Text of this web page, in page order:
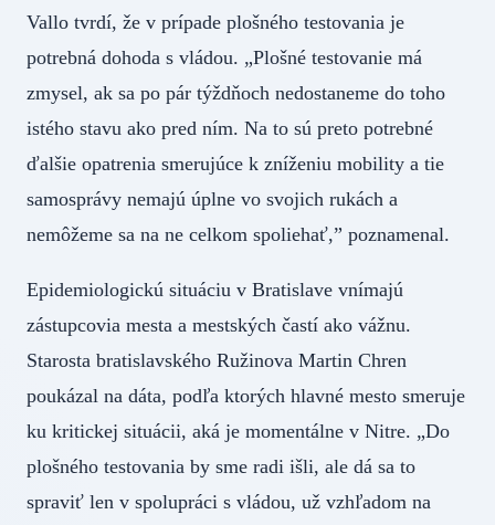
Vallo tvrdí, že v prípade plošného testovania je
potrebná dohoda s vládou. „Plošné testovanie má
zmysel, ak sa po pár týždňoch nedostaneme do toho
istého stavu ako pred ním. Na to sú preto potrebné
ďalšie opatrenia smerujúce k zníženiu mobility a tie
samosprávy nemajú úplne vo svojich rukách a
nemôžeme sa na ne celkom spoliehať,” poznamenal.
Epidemiologickú situáciu v Bratislave vnímajú
zástupcovia mesta a mestských častí ako vážnu.
Starosta bratislavského Ružinova Martin Chren
poukázal na dáta, podľa ktorých hlavné mesto smeruje
ku kritickej situácii, aká je momentálne v Nitre. „Do
plošného testovania by sme radi išli, ale dá sa to
spraviť len v spolupráci s vládou, už vzhľadom na